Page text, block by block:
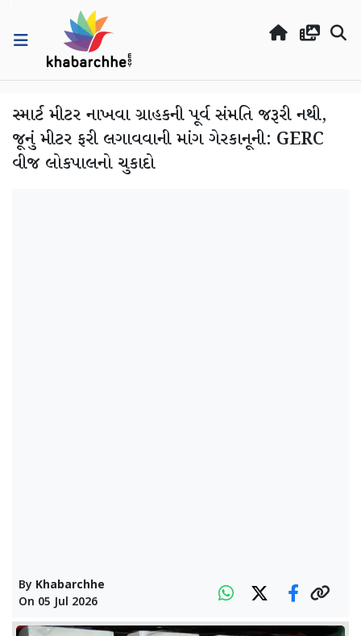
સ્માર્ટ મીટર નાખવા ગ્રાહકની પૂર્વ સંમતિ જરૂરી નથી,
જૂનું મીટર ફરી લગાવવાની માંગ ગેરકાનૂની: GERC
વીજ લોકપાલનો ચુકાદો
By Khabarchhe
On 05 Jul 2026